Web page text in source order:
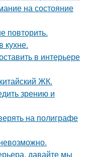
на состояние
повторить.
кухне.
в интерьере
ЖК.
зрению и
на полиграфе
давайте мы